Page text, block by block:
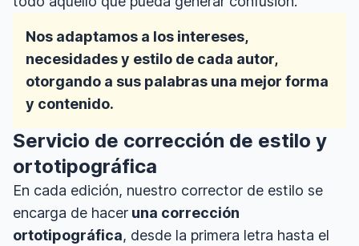
Nos adaptamos a los intereses,
necesidades y estilo de cada autor,
otorgando a sus palabras una mejor forma
y contenido.
Servicio de corrección de estilo y
ortotipográfica
En cada edición, nuestro corrector de estilo se
encarga de hacer una corrección
ortotipográfica, desde la primera letra hasta el